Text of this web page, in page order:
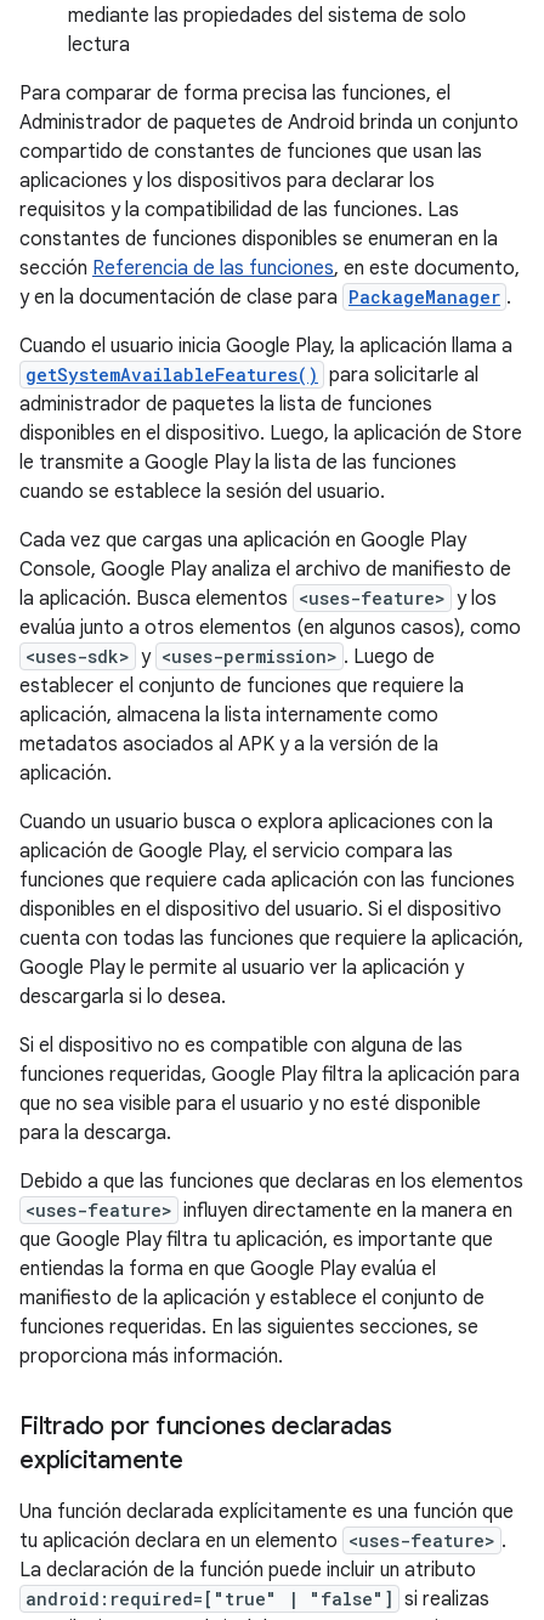
mediante las propiedades del sistema de solo
lectura
Para comparar de forma precisa las funciones, el
Administrador de paquetes de Android brinda un conjunto
compartido de constantes de funciones que usan las
aplicaciones y los dispositivos para declarar los
requisitos y la compatibilidad de las funciones. Las
constantes de funciones disponibles se enumeran en la
sección Referencia de las funciones, en este documento,
y en la documentación de clase para PackageManager .
Cuando el usuario inicia Google Play, la aplicación llama a
getSystemAvailableFeatures() para solicitarle al
administrador de paquetes la lista de funciones
disponibles en el dispositivo. Luego, la aplicación de Store
le transmite a Google Play la lista de las funciones
cuando se establece la sesión del usuario.
Cada vez que cargas una aplicación en Google Play
Console, Google Play analiza el archivo de manifiesto de
la aplicación. Busca elementos <uses-feature> y los
evalúa junto a otros elementos (en algunos casos), como
<uses-sdk> y <uses-permission> . Luego de
establecer el conjunto de funciones que requiere la
aplicación, almacena la lista internamente como
metadatos asociados al APK y a la versión de la
aplicación.
Cuando un usuario busca o explora aplicaciones con la
aplicación de Google Play, el servicio compara las
funciones que requiere cada aplicación con las funciones
disponibles en el dispositivo del usuario. Si el dispositivo
cuenta con todas las funciones que requiere la aplicación,
Google Play le permite al usuario ver la aplicación y
descargarla si lo desea.
Si el dispositivo no es compatible con alguna de las
funciones requeridas, Google Play filtra la aplicación para
que no sea visible para el usuario y no esté disponible
para la descarga.
Debido a que las funciones que declaras en los elementos
<uses-feature> influyen directamente en la manera en
que Google Play filtra tu aplicación, es importante que
entiendas la forma en que Google Play evalúa el
manifiesto de la aplicación y establece el conjunto de
funciones requeridas. En las siguientes secciones, se
proporciona más información.
Filtrado por funciones declaradas
explícitamente
Una función declarada explícitamente es una función que
tu aplicación declara en un elemento <uses-feature> .
La declaración de la función puede incluir un atributo
android:required=["true" | "false"] si realizas